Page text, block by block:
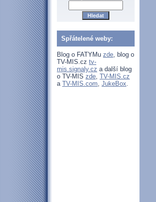
Spřátelené weby:
Blog o FATYMu zde, blog o
TV-MIS.cz tv-
mis.signaly.cz a další blog
o TV-MIS zde, TV-MIS.cz
a TV-MIS.com, JukeBox.